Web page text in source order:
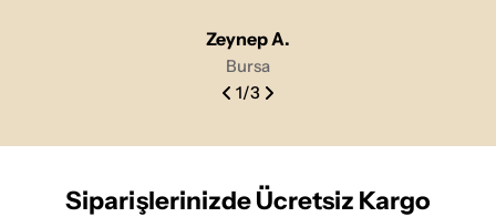
Zeynep A.
Bursa
1/3
Siparişlerinizde Ücretsiz Kargo